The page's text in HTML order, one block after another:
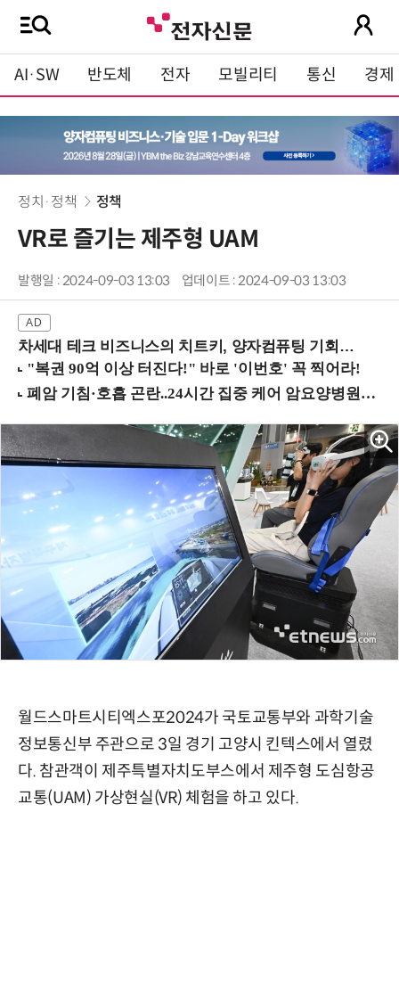
AI·SW 반도체 전자 모빌리티 통신 경제
정치·정책 정책
VR로 즐기는 제주형 UAM
발행일 : 2024-09-03 13:03 업데이트 : 2024-09-03 13:03
차세대 테크 비즈니스의 치트키, 양자컴퓨팅 기회를 선점하라! (8/28 강남역)
월드스마트시티엑스포2024가 국토교통부와 과학기술
정보통신부 주관으로 3일 경기 고양시 킨텍스에서 열렸
다. 참관객이 제주특별자치도부스에서 제주형 도심항공
교통(UAM) 가상현실(VR) 체험을 하고 있다.